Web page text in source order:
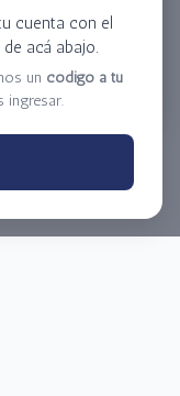
cuenta con el
de acá abajo.
un código a tu
ingresar.
Olvidé mi clave
S.A.